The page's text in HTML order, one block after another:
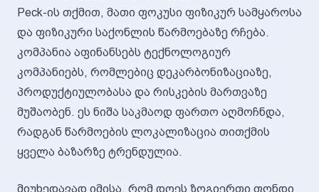
Peck-ის თქმით, მათი ფოკუსი ფიზიკურ სამყაროსა
და ფიზიკური საქონლის წარმოებაზე რჩება.
კომპანია აფინანსებს ტექნოლოგიურ
კომპანიებს, რომლებიც დეკარბონიზაციაზე,
პროდუქტიულობასა და რისკების მართვაზე
მუშაობენ. ეს ნიშა საკმაოდ ფართო აღმოჩნდა,
რადგან წარმოების ლოკალიზაცია თითქმის
ყველა ბაზარზე ტრენდულია.
მიუხედავად იმისა, რომ დღეს ზოგიერთი ფონდი